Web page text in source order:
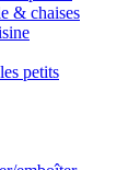
& chaises
petits